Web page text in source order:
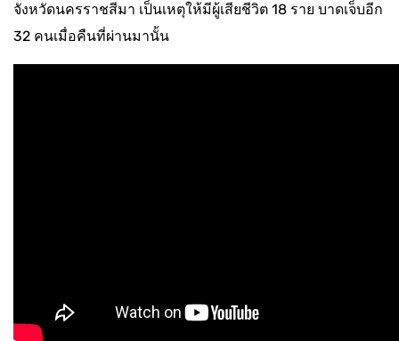
จังหวัดนครราชสีมา เป็นเหตุให้มีผู้เสียชีวิต 18 ราย บาดเจ็บอีก
32 คนเมื่อคืนที่ผ่านมานั้น